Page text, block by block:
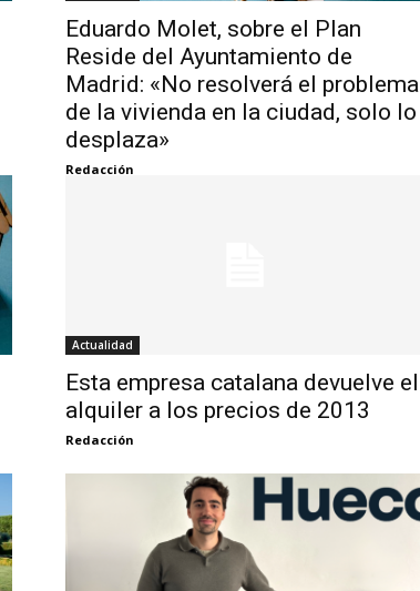
Eduardo Molet, sobre el Plan
Reside del Ayuntamiento de
Madrid: «No resolverá el problema
de la vivienda en la ciudad, solo lo
desplaza»
Redacción
Actualidad
Esta empresa catalana devuelve el
alquiler a los precios de 2013
Redacción